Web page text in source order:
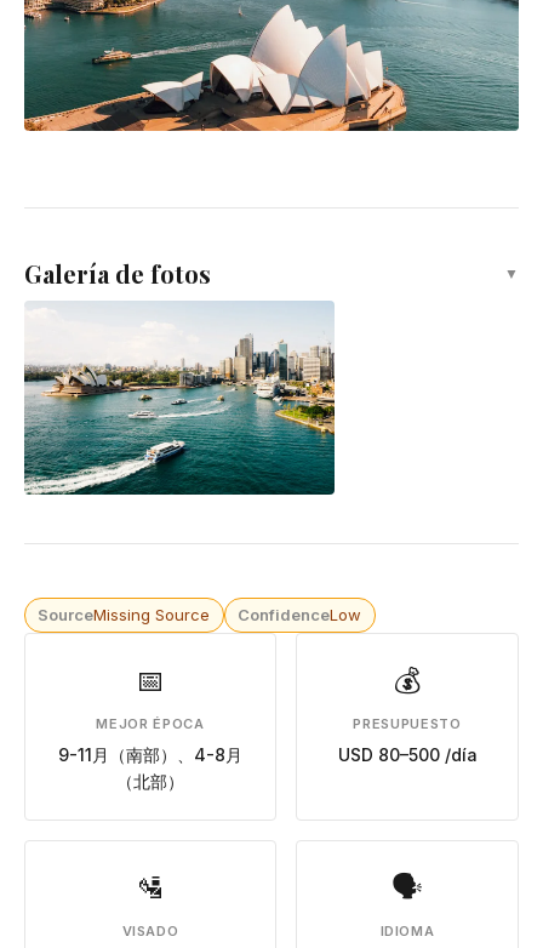
Galería de fotos ▼
SourceMissing Source ConfidenceLow
📅
MEJOR ÉPOCA
9-11月（南部）、4-8月
（北部）
💰
PRESUPUESTO
USD 80–500 /día
🛂
VISADO
🗣
IDIOMA